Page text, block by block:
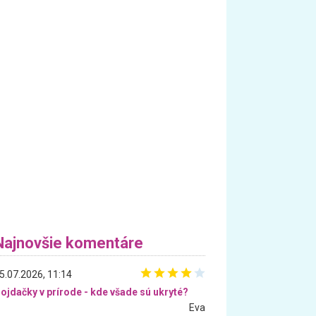
komentáre
11:14
v prírode - kde všade sú ukryté?
Eva